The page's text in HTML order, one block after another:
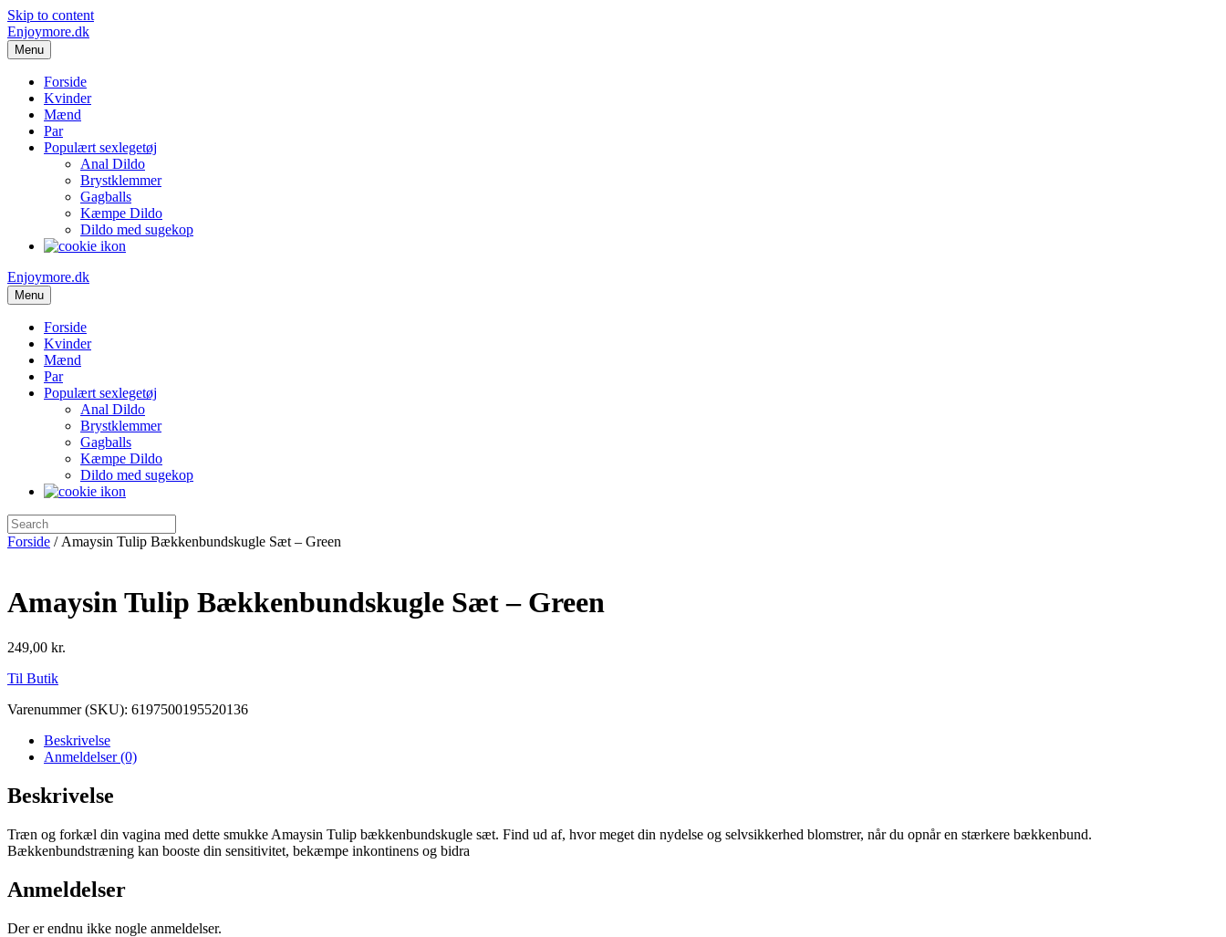
Skip to content
Enjoymore.dk
Menu
Forside
Kvinder
Mænd
Par
Populært sexlegetøj
Anal Dildo
Brystklemmer
Gagballs
Kæmpe Dildo
Dildo med sugekop
Enjoymore.dk
Menu
Forside
Kvinder
Mænd
Par
Populært sexlegetøj
Anal Dildo
Brystklemmer
Gagballs
Kæmpe Dildo
Dildo med sugekop
Forside / Amaysin Tulip Bækkenbundskugle Sæt – Green
Amaysin Tulip Bækkenbundskugle Sæt – Green
249,00 kr.
Til Butik
Varenummer (SKU): 6197500195520136
Beskrivelse
Anmeldelser (0)
Beskrivelse
Træn og forkæl din vagina med dette smukke Amaysin Tulip bækkenbundskugle sæt. Find ud af, hvor meget din nydelse og selvsikkerhed blomstrer, når du opnår en stærkere bækkenbund.
Bækkenbundstræning kan booste din sensitivitet, bekæmpe inkontinens og bidra
Anmeldelser
Der er endnu ikke nogle anmeldelser.